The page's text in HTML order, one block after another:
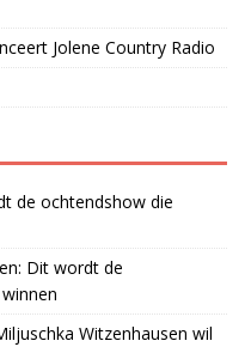
Jolene Country Radio
de ochtendshow die
Dit wordt de
Witzenhausen wil